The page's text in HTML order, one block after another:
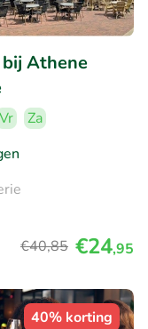
Athene
Vr
Za
€40,85 €24,95
40% korting